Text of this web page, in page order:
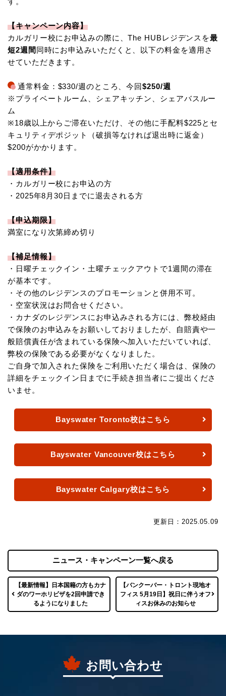
【キャンペーン内容】
カルガリー校にお申込みの際に、The HUBレジデンスを最
短2週間 同時にお申込みいただくと、以下の料金を適用さ
せていただきます。
通常料金：$330/週のところ、今回$250/週
※プライベートルーム、シェアキッチン、シェアバスルー
ム
※18歳以上からご滞在いただけ、その他に手配料$225とセ
キュリティデポジット（破損等なければ退出時に返金）
$200がかかります。
【適用条件】
・カルガリー校にお申込の方
・2025年8月30日までに退去される方
【申込期限】
満室になり次第締め切り
【補足情報】
・日曜チェックイン・土曜チェックアウトで1週間の滞在
が基本です。
・その他のレジデンスのプロモーションと併用不可。
・空室状況はお問合せください。
・カナダのレジデンスにお申込みされる方には、弊校経由
で保険のお申込みをお願いしておりましたが、自賠責や一
般賠償責任が含まれている保険へ加入いただいていれば、
弊校の保険である必要がなくなりました。
ご自身で加入された保険をご利用いただく場合は、保険の
詳細をチェックイン日までに手続き担当者にご提出くださ
いませ。
Bayswater Toronto校はこちら
Bayswater Vancouver校はこちら
Bayswater Calgary校はこちら
更新日：2025.05.09
【最新情報】日本国籍の方もカナ
ダのワーホリビザを2回申請でき
るようになりました
ニュース・キャンペーン一覧へ戻る
【バンクーバー・トロント現地オ
フィス 5月19日】祝日に伴うオフ
ィスお休みのお知らせ
お問い合わせ